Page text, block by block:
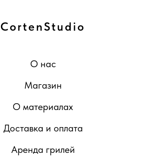
CortenStudio
О нас
Магазин
О материалах
Доставка и оплата
Аренда грилей